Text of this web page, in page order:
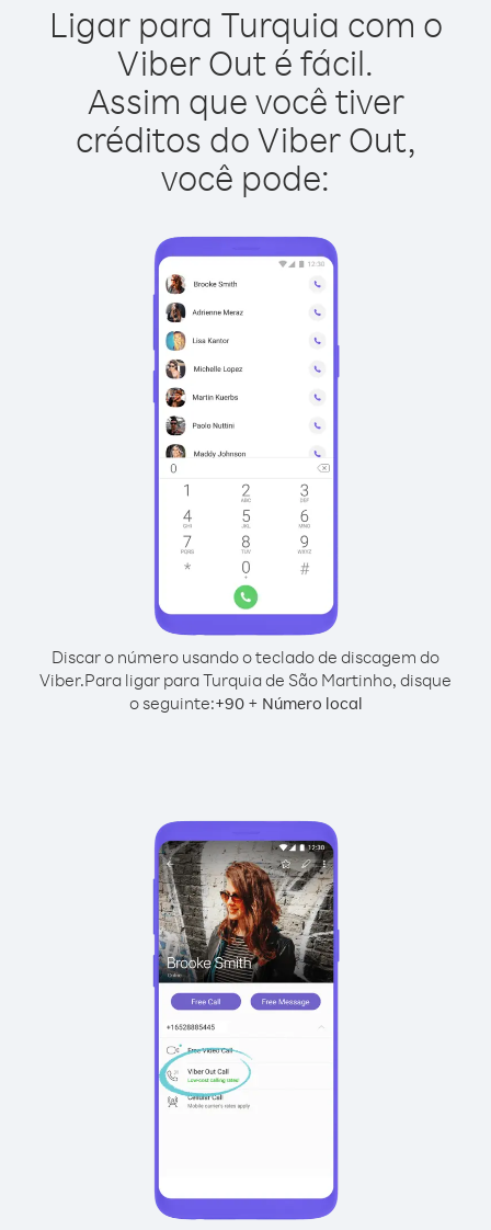
Ligar para Turquia com o
Viber Out é fácil.
Assim que você tiver
créditos do Viber Out,
você pode:
Discar o número usando o teclado de discagem do
Viber.Para ligar para Turquia de São Martinho, disque
o seguinte:+90+ Número local